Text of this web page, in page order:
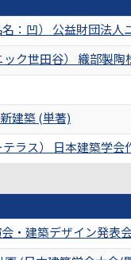
：凹） 公益財団法
ク世田谷） 織部製
建築 (単著)
ラス） 日本建築学会
・建築デザイン発表